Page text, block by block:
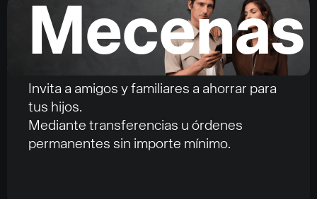
Mecenas
Invita a amigos y familiares a ahorrar para
tus hijos.
Mediante transferencias u órdenes
permanentes sin importe mínimo.